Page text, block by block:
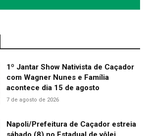
1º Jantar Show Nativista de Caçador
com Wagner Nunes e Família
acontece dia 15 de agosto
7 de agosto de 2026
Napoli/Prefeitura de Caçador estreia